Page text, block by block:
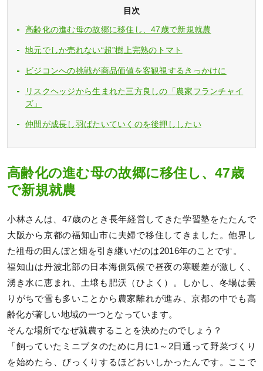
目次
高齢化の進む母の故郷に移住し、47歳で新規就農
地元でしか売れない“超”樹上完熟のトマト
ビジコンへの挑戦が商品価値を客観視するきっかけに
リスクヘッジから生まれた三方良しの「農家フランチャイ
ズ」
仲間が成長し羽ばたいていくのを後押ししたい
高齢化の進む母の故郷に移住し、47歳
で新規就農
小林さんは、47歳のとき長年経営してきた学習塾をたたんで
大阪から京都の福知山市に夫婦で移住してきました。他界し
た祖母の田んぼと畑を引き継いだのは2016年のことです。
福知山は丹波北部の日本海側気候で昼夜の寒暖差が激しく、
湧き水に恵まれ、土壌も肥沃（ひよく）。しかし、冬場は曇
りがちで雪も多いことから農家離れが進み、京都の中でも高
齢化が著しい地域の一つとなっています。
そんな場所でなぜ就農することを決めたのでしょう？
「飼っていたミニブタのために月に1～2日通って野菜づくり
を始めたら、びっくりするほどおいしかったんです。ここで